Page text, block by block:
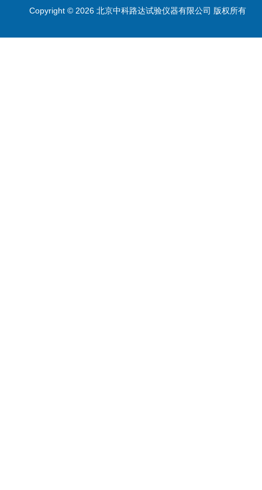
Copyright © 2026 北京中科路达试验仪器有限公司 版权所有